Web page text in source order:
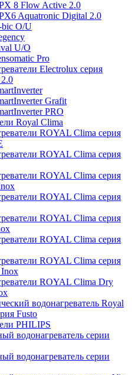
8 Flow Active 2.0
Aquatronic Digital 2.0
bic O/U
U/О
Pro
Electrolux серия
Grafit
PRO
Royal Clima
ROYAL Clima серия
ROYAL Clima серия
ROYAL Clima серия
ROYAL Clima серия
ROYAL Clima серия
ROYAL Clima серия
ROYAL Clima серия
ROYAL Clima Dry
водонагреватель Royal
Fusto
PHILIPS
водонагреватель серии
водонагреватель серии